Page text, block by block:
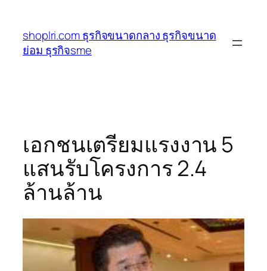
เนื้อหา
shoplri.com ธุรกิจขนาดกลาง ธุรกิจขนาด
ย่อม ธุรกิจsme
เอกชนเตรียมแรงงาน 5
แสนรับโครงการ 2.4
ล้านล้าน